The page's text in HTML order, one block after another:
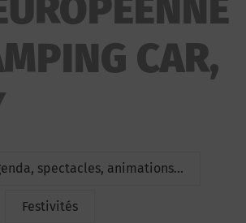
CAR
CAR,
spectacles, animations...
Festivités